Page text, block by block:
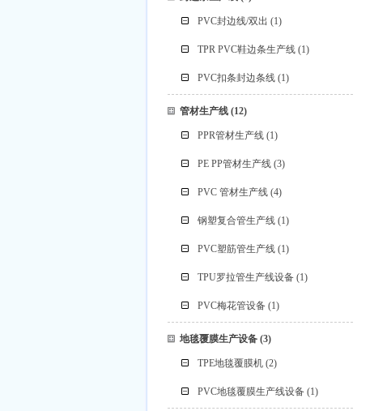
PVC封边线/双出 (1)
TPR PVC鞋边条生产线 (1)
PVC扣条封边条线 (1)
管材生产线(12)
PPR管材生产线 (1)
PE PP管材生产线 (3)
PVC 管材生产线 (4)
钢塑复合管生产线 (1)
PVC塑筋管生产线 (1)
TPU罗拉管生产线设备 (1)
PVC梅花管设备 (1)
地毯覆膜生产设备(3)
TPE地毯覆膜机 (2)
PVC地毯覆膜生产线设备 (1)